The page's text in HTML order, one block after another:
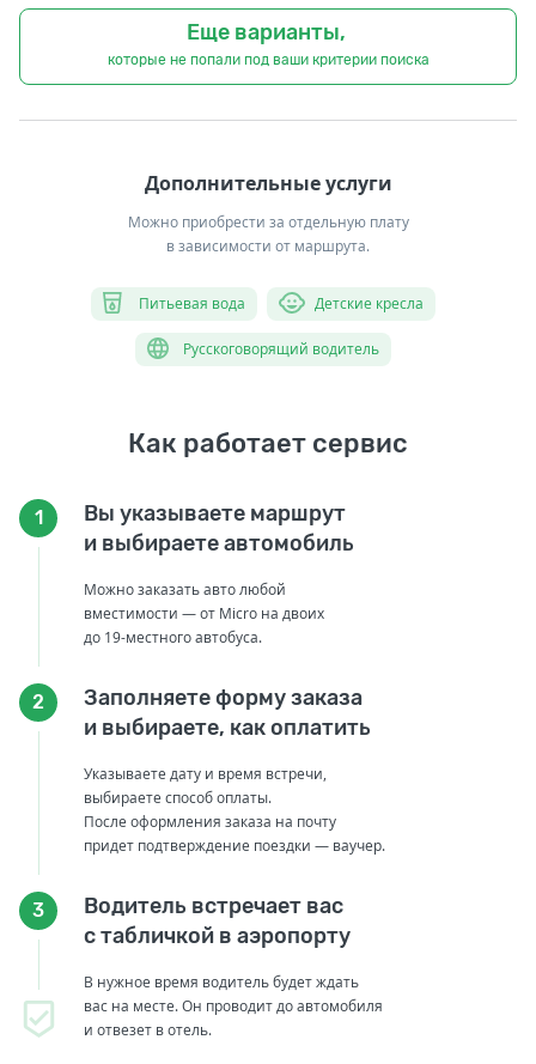
Еще варианты,
которые не попали под ваши критерии поиска
Дополнительные услуги
Можно приобрести за отдельную плату
в зависимости от маршрута.
Питьевая вода Детские кресла
Русскоговорящий водитель
Как работает сервис
1
Вы указываете маршрут
и выбираете автомобиль
Можно заказать авто любой
вместимости — от Micro на двоих
до 19-местного автобуса.
2
Заполняете форму заказа
и выбираете, как оплатить
Указываете дату и время встречи,
выбираете способ оплаты.
После оформления заказа на почту
придет подтверждение поездки — ваучер.
3
Водитель встречает вас
с табличкой в аэропорту
В нужное время водитель будет ждать
вас на месте. Он проводит до автомобиля
и отвезет в отель.